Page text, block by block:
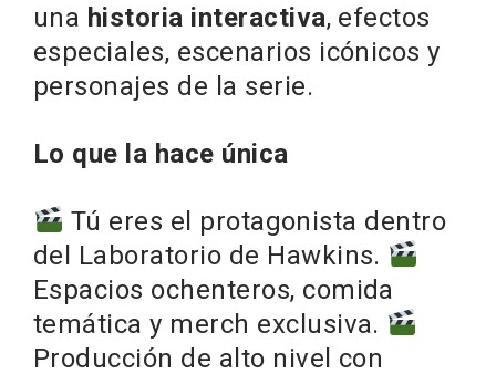
una historia interactiva, efectos
especiales, escenarios icónicos y
personajes de la serie.
Lo que la hace única
Tú eres el protagonista dentro
del Laboratorio de Hawkins.
Espacios ochenteros, comida
temática y merch exclusiva.
Producción de alto nivel con